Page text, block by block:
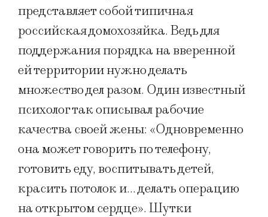
представляет собой типичная
российская домохозяйка. Ведь для
поддержания порядка на вверенной
ей территории нужно делать
множество дел разом. Один известный
психолог так описывал рабочие
качества своей жены: «Одновременно
она может говорить по телефону,
готовить еду, воспитывать детей,
красить потолок и… делать операцию
на открытом сердце». Шутки